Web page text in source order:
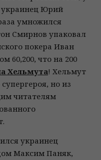
украинец Юрий
умножился
Смирнов упаковал
покера Иван
60,200, что на 200
Хельмута! Хельмут
но из
читателям
украинец
Максим Паняк,